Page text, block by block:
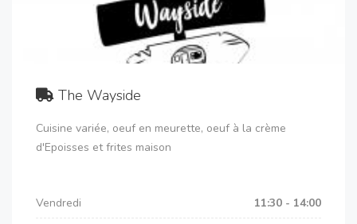
The Wayside
Cuisine variée, oeuf en meurette, oeuf à la crème
d'Epoisses et frites maison
Vendredi
11:30 - 14:00